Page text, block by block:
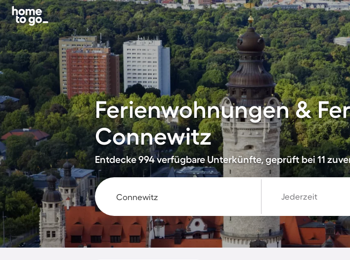
Ferienwohnungen &
Connewitz
Entdecke 994 verfügbare Unterkünfte, geprüft bei 11
Jederzeit